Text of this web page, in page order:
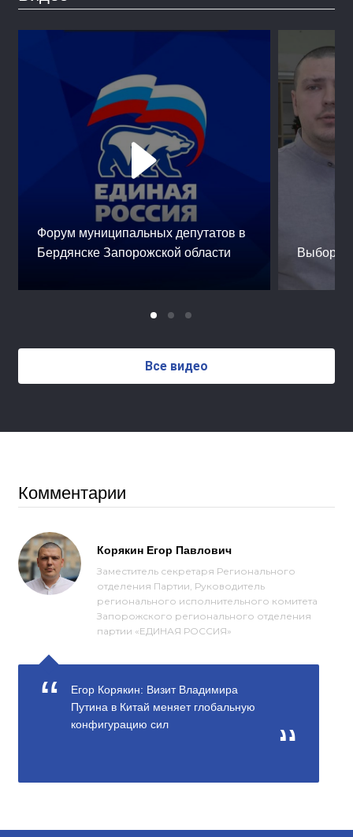
Форум муниципальных депутатов в
Бердянске Запорожской области
Выборы
Все видео
Комментарии
Корякин Егор Павлович
Заместитель секретаря Регионального
отделения Партии, Руководитель
регионального исполнительного комитета
Запорожского регионального отделения
партии «ЕДИНАЯ РОССИЯ»
Егор Корякин: Визит Владимира
Путина в Китай меняет глобальную
конфигурацию сил